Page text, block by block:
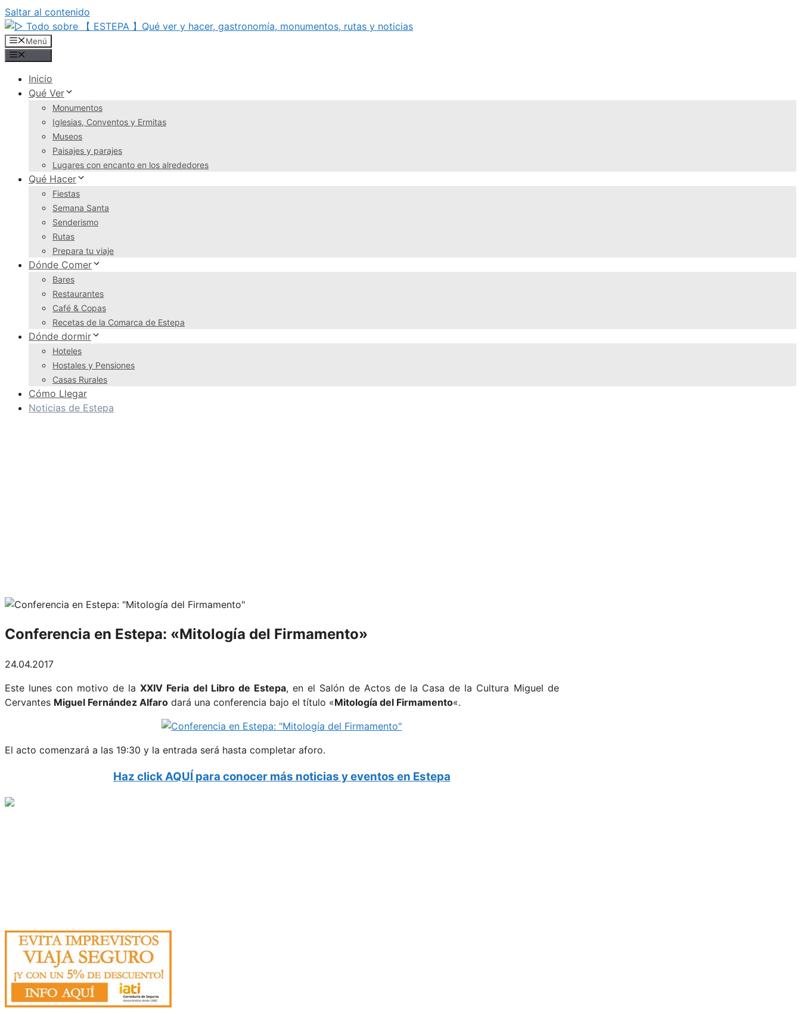
Saltar al contenido
Menú
Inicio
Qué Ver
Monumentos
Iglesias, Conventos y Ermitas
Museos
Paisajes y parajes
Lugares con encanto en los alrededores
Qué Hacer
Fiestas
Semana Santa
Senderismo
Rutas
Prepara tu viaje
Dónde Comer
Bares
Restaurantes
Café & Copas
Recetas de la Comarca de Estepa
Dónde dormir
Hoteles
Hostales y Pensiones
Casas Rurales
Cómo Llegar
Noticias de Estepa
Conferencia en Estepa: «Mitología del Firmamento»
24.04.2017
Este lunes con motivo de laXXIV Feria del Libro de Estepa, en el Salón de Actos de la Casa de la Cultura Miguel de
Cervantes Miguel Fernández Alfaro dará una conferencia bajo el título «Mitología del Firmamento«.
El acto comenzará a las 19:30 y la entrada será hasta completar aforo.
Haz click AQUÍ para conocer más noticias y eventos en Estepa